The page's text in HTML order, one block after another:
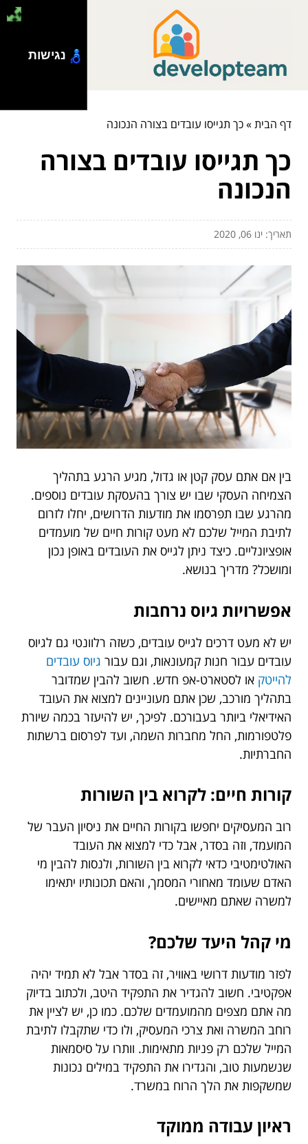
דף הבית»כך תגייסו עובדים בצורה הנכונה
כך תגייסו עובדים בצורה
הנכונה
תאריך: ינו 06, 2020
בין אם אתם עסק קטן או גדול, מגיע הרגע בתהליך
הצמיחה העסקי שבו יש צורך בהעסקת עובדים נוספים.
מהרגע שבו תפרסמו את מודעות הדרושים, יחלו לזרום
לתיבת המייל שלכם לא מעט קורות חיים של מועמדים
אופציונליים. כיצד ניתן לגייס את העובדים באופן נכון
ומושכל? מדריך בנושא.
אפשרויות גיוס נרחבות
יש לא מעט דרכים לגייס עובדים, כשזה רלוונטי גם לגיוס
עובדים עבור חנות קמעונאות, וגם עבור גיוס עובדים
להייטק או לסטארט-אפ חדש. חשוב להבין שמדובר
בתהליך מורכב, שכן אתם מעוניינים למצוא את העובד
האידיאלי ביותר בעבורכם. לפיכך, יש להיעזר בכמה שיורת
פלטפורמות, החל מחברות השמה, ועד לפרסום ברשתות
החברתיות.
קורות חיים: לקרוא בין השורות
רוב המעסיקים יחפשו בקורות החיים את ניסיון העבר של
המועמד, וזה בסדר, אבל כדי למצוא את העובד
האולטימטיבי כדאי לקרוא בין השורות, ולנסות להבין מי
האדם שעומד מאחורי המסמך, והאם תכונותיו יתאימו
למשרה שאתם מאיישים.
מי קהל היעד שלכם?
לפזר מודעות דרושי באוויר, זה בסדר אבל לא תמיד יהיה
אפקטיבי. חשוב להגדיר את התפקיד היטב, ולכתוב בדיוק
מה אתם מצפים מהמועמדים שלכם. כמו כן, יש לציין את
רוחב המשרה ואת צרכי המעסיק, ולו כדי שתקבלו לתיבת
המייל שלכם רק פניות מתאימות. וותרו על סיסמאות
שנשמעות טוב, והגדירו את התפקיד במילים נכונות
שמשקפות את הלך הרוח במשרד.
ראיון עבודה ממוקד
נגישות